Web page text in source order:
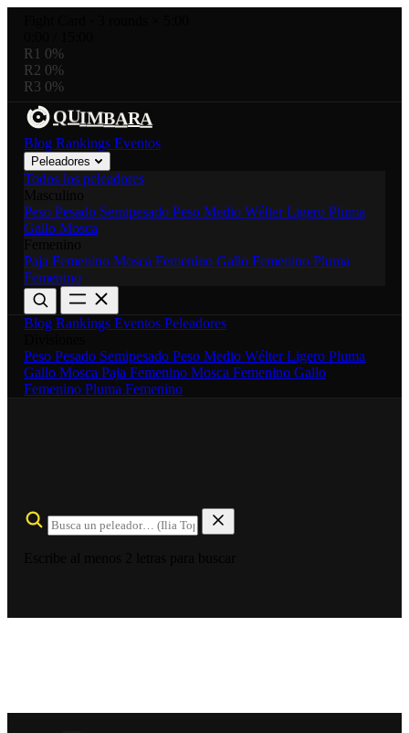
R1 0%
R2 0%
R3 0%
QUIMBARA
Blog Rankings Eventos
Peleadores
Todos los peleadores
Peso Pesado Semipesado Peso Medio WélterLigero Pluma
Gallo Mosca
Paja Femenino Mosca Femenino Gallo Femenino Pluma
Femenino
Blog Rankings Eventos Peleadores
Peso Pesado Semipesado Peso Medio WélterLigero Pluma
Gallo Mosca Paja Femenino Mosca Femenino Gallo
Femenino Pluma Femenino